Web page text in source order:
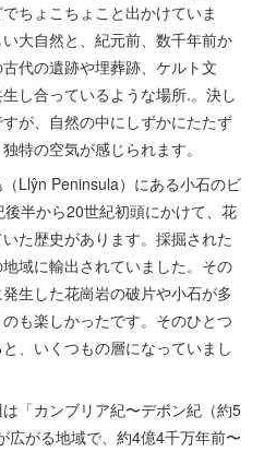
ちょこちょこと出かけていま
大自然と、紀元前、数千年前か
代の遺跡や埋葬跡、ケルト文
し合っているような場所.。決し
が、自然の中にしずかにたたず
特の空気が感じられます。
Llŷn Peninsula）にある小石のビ
半から20世紀初頭にかけて、花
た歴史があります。採掘された
域に輸出されていました。その
生した花崗岩の破片や小石が多
も楽しかったです。そのひとつ
、いくつもの層になっていまし
「カンブリア紀〜デボン紀（約5
広がる地域で、約4億4千万年前〜